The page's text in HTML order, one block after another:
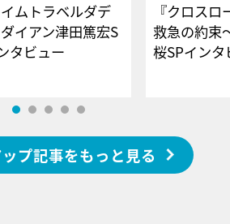
イムトラベルダデ
イアン津田篤宏S
ンタビュー
『クロス
救急の約束
桜SPイ
プ記事をもっと見る